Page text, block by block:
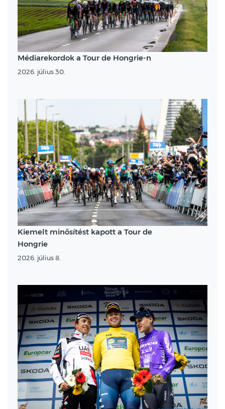
Médiarekordok a Tour de Hongrie-n
2026. július 30.
Kiemelt minősítést kapott a Tour de
Hongrie
2026. július 8.